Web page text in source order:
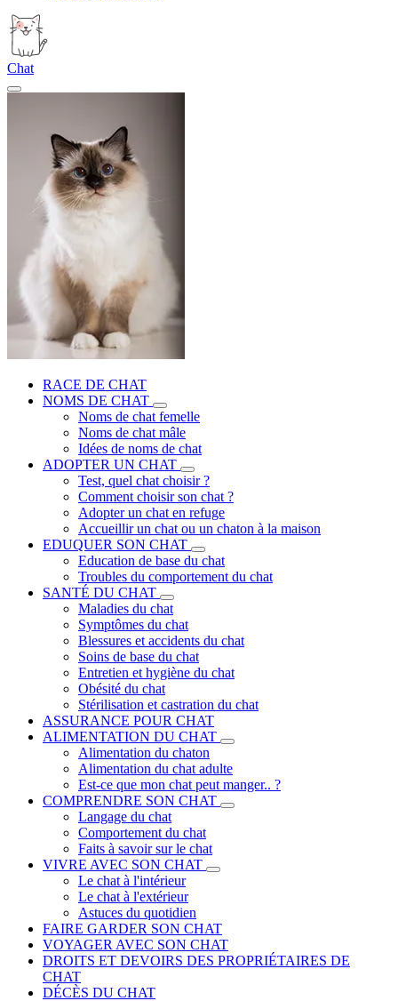
Chat
RACE DE CHAT
NOMS DE CHAT
Noms de chat femelle
Noms de chat mâle
Idées de noms de chat
ADOPTER UN CHAT
Test, quel chat choisir ?
Comment choisir son chat ?
Adopter un chat en refuge
Accueillir un chat ou un chaton à la maison
EDUQUER SON CHAT
Education de base du chat
Troubles du comportement du chat
SANTÉ DU CHAT
Maladies du chat
Symptômes du chat
Blessures et accidents du chat
Soins de base du chat
Entretien et hygiène du chat
Obésité du chat
Stérilisation et castration du chat
ASSURANCE POUR CHAT
ALIMENTATION DU CHAT
Alimentation du chaton
Alimentation du chat adulte
Est-ce que mon chat peut manger.. ?
COMPRENDRE SON CHAT
Langage du chat
Comportement du chat
Faits à savoir sur le chat
VIVRE AVEC SON CHAT
Le chat à l'intérieur
Le chat à l'extérieur
Astuces du quotidien
FAIRE GARDER SON CHAT
VOYAGER AVEC SON CHAT
DROITS ET DEVOIRS DES PROPRIÉTAIRES DE
CHAT
DÉCÈS DU CHAT